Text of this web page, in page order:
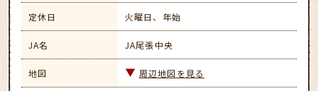
定休日 火曜日、年始
JA名 JA尾張中央
地図 周辺地図を見る